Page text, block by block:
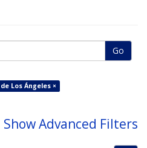
Go
Los Ángeles ×
Show Advanced Filters